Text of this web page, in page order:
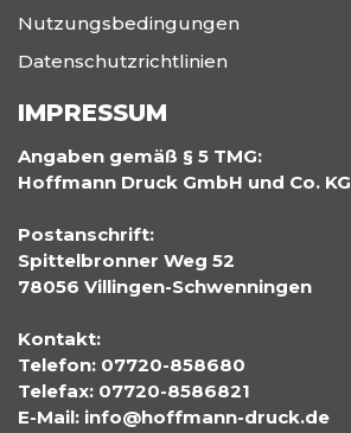
Nutzungsbedingungen
Datenschutzrichtlinien
IMPRESSUM
Angaben gemäß § 5 TMG:
Hoffmann Druck GmbH und Co. KG
Postanschrift:
Spittelbronner Weg 52
78056 Villingen-Schwenningen
Kontakt:
Telefon: 07720-858680
Telefax: 07720-8586821
E-Mail: info@hoffmann-druck.de